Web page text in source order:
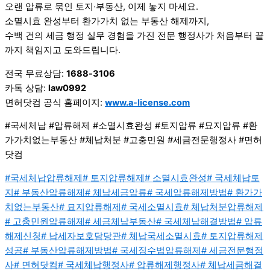
오랜 압류로 묶인 토지·부동산, 이제 놓지 마세요.
소멸시효 완성부터 환가가치 없는 부동산 해제까지,
수백 건의 세금 행정 실무 경험을 가진 전문 행정사가 처음부터 끝
까지 책임지고 도와드립니다.
전국 무료상담: 1688-3106
카톡 상담: law0992
면허닷컴 공식 홈페이지: www.a-license.com
#국세체납 #압류해제 #소멸시효완성 #토지압류 #묘지압류 #환
가가치없는부동산 #체납처분 #고충민원 #세금전문행정사 #면허
닷컴
#국세체납압류해제# 토지압류해제# 소멸시효완성# 국세체납토
지# 부동산압류해제# 체납세금압류# 국세압류해제방법# 환가가
치없는부동산# 묘지압류해제# 국세소멸시효# 체납처분압류해제
# 고충민원압류해제# 세금체납부동산# 국세체납해결방법# 압류
해제신청# 납세자보호담당관# 체납국세소멸시효# 토지압류해제
성공# 부동산압류해제방법# 국세징수법압류해제# 세금전문행정
사# 면허닷컴# 국세체납행정사# 압류해제행정사# 체납세금해결